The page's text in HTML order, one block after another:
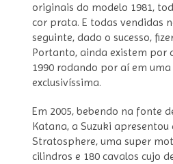
originais do modelo 1981,
cor prata. E todas vendidas
seguinte, dado o sucesso,
Portanto, ainda existem por
1990 rodando por aí em uma
exclusivíssima.
Em 2005, bebendo na fonte
Katana, a Suzuki apresentou
Stratosphere, uma super
cilindros e 180 cavalos cujo